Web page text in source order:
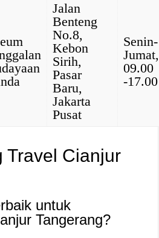
Jalan
Benteng
No.8,
Kebon
Sirih,
Pasar
Baru,
Jakarta
Pusat
Senin-
Jumat,
09.00
-17.00
Travel Cianjur
untuk
Tangerang?